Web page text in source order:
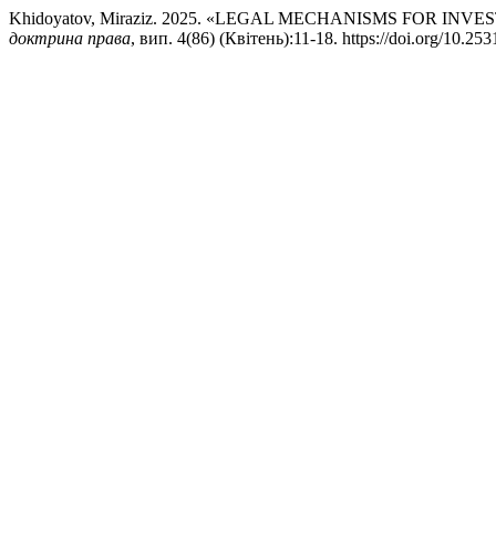
Khidoyatov, Miraziz. 2025. «LEGAL MECHANISMS FOR
доктрина права, вип. 4(86) (Квітень):11-18. https://doi.org/